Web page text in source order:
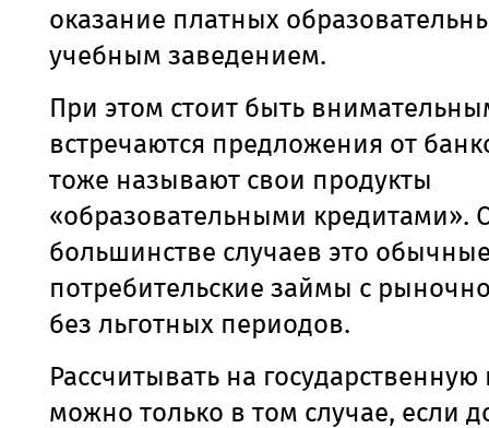
оказание платных
учебным заведением.
При этом стоит быть
встречаются предложения от
тоже называют свои продукты
«образовательными кредитами».
большинстве случаев это
потребительские займы с
без льготных периодов.
Рассчитывать на
можно только в том случае, если